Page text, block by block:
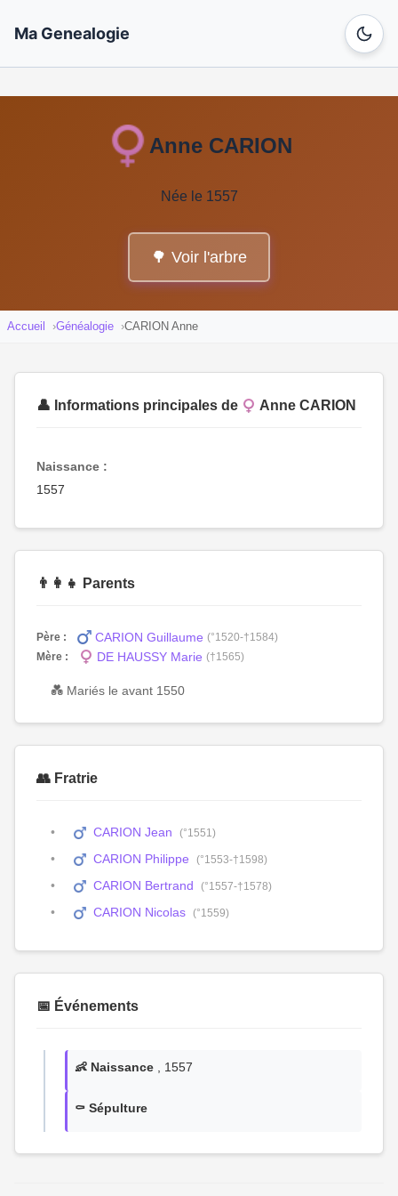
Ma Genealogie
Anne CARION
Née le 1557
🌳 Voir l'arbre
Accueil Généalogie CARION Anne
👤 Informations principales de Anne CARION
Naissance :
1557
👨‍👩‍👧 Parents
Père : CARION Guillaume (°1520-†1584)
Mère :
DE HAUSSY Marie (†1565)
💑 Mariés le avant 1550
👥 Fratrie
CARION Jean (°1551)
CARION Philippe (°1553-†1598)
CARION Bertrand (°1557-†1578)
CARION Nicolas (°1559)
📅 Événements
👶 Naissance , 1557
⚰️ Sépulture